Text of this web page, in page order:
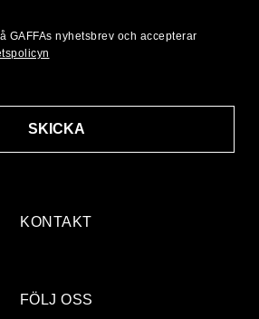
KONTAKT
SKICKA
GAFFAs nyhetsbrev och accepterar
FÖLJ OSS